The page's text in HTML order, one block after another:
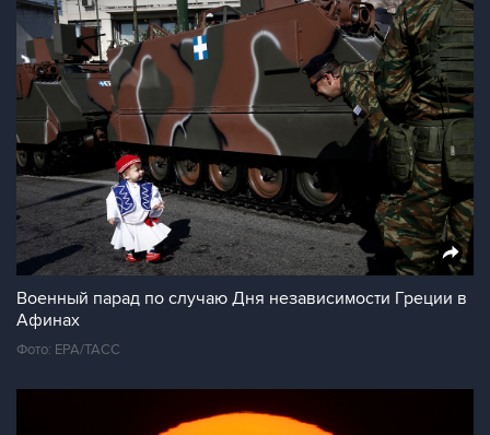
Военный парад по случаю Дня независимости Греции в
Афинах
Фото: ЕРА/ТАСС